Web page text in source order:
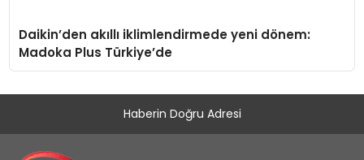
Daikin’den akıllı iklimlendirmede yeni dönem:
Madoka Plus Türkiye’de
Haberin Doğru Adresi